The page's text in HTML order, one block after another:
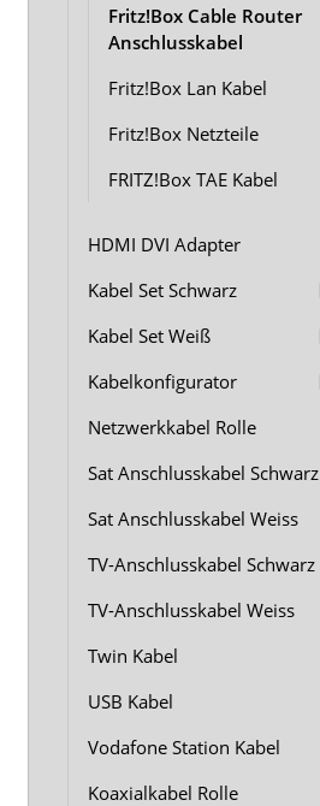
Fritz!Box Cable Router
Anschlusskabel
Fritz!Box Lan Kabel
Fritz!Box Netzteile
FRITZ!Box TAE Kabel
HDMI DVI Adapter
Kabel Set Schwarz
Kabel Set Weiß
Kabelkonfigurator
Netzwerkkabel Rolle
Sat Anschlusskabel Schwarz
Sat Anschlusskabel Weiss
TV-Anschlusskabel Schwarz
TV-Anschlusskabel Weiss
Twin Kabel
USB Kabel
Vodafone Station Kabel
Koaxialkabel Rolle